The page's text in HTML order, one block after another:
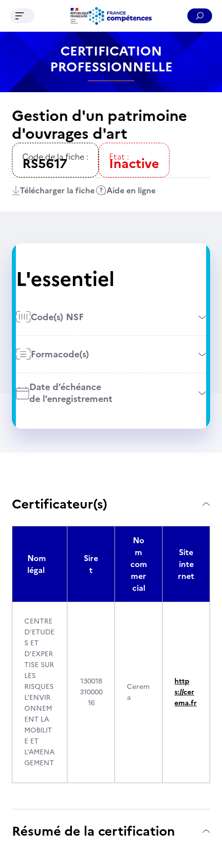
Contenu Recherche Menu Pied de page
Ouvrir le menu de navigation
CERTIFICATION
PROFESSIONNELLE
Gestion d'un patrimoine
d'ouvrages d'art
Code de la fiche :
RS5617 Etat :
Inactive
Télécharger la fiche Aide en ligne
L'essentiel
Code(s) NSF
Formacode(s)
Date d’échéance
de l’enregistrement
Certificateur(s)
Nom
légal
Sire
t
No
m
com
mer
cial
Site
inte
rnet
CENTRE
D'ETUDE
S ET
D'EXPER
TISE SUR
LES
RISQUES
L'ENVIR
ONNEM
ENT LA
MOBILIT
E ET
L'AMENA
GEMENT
130018
310000
16
Cerem
a
http
s://cer
ema.fr
Résumé de la certification